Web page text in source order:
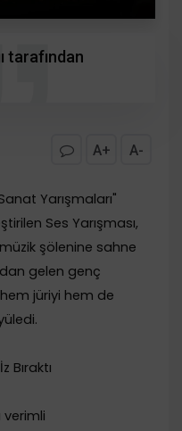
tarafından
A+ A-
Yarışmaları"
Ses Yarışması,
şölenine sahne
gelen genç
jüriyi hem de
Bıraktı
verimli